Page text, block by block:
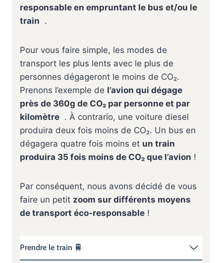
responsable en empruntant le bus et/ou le
train .
Pour vous faire simple, les modes de
transport les plus lents avec le plus de
personnes dégageront le moins de CO₂.
Prenons l’exemple de l’avion qui dégage
près de 360g de CO₂ par personne et par
kilomètre . À contrario, une voiture diesel
produira deux fois moins de CO₂. Un bus en
dégagera quatre fois moins et un train
produira 35 fois moins de CO₂ que l’avion !
Par conséquent, nous avons décidé de vous
faire un petit zoom sur différents moyens
de transport éco-responsable !
Prendre le train 🚆